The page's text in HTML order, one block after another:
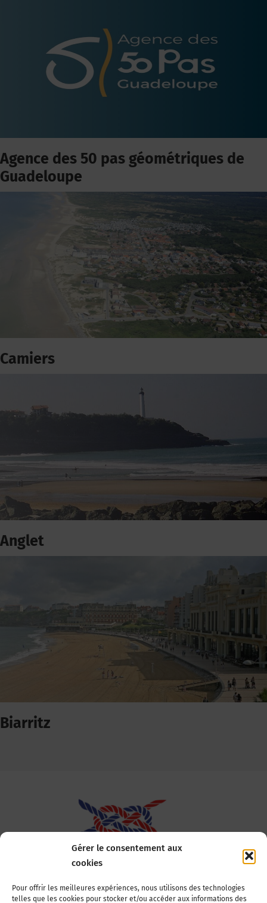
Gérer le consentement aux
cookies
Pour offrir les meilleures expériences, nous utilisons des technologies
telles que les cookies pour stocker et/ou accéder aux informations des
Agence des 50 pas géométriques de
Guadeloupe
Camiers
Anglet
Biarritz
Association Nationale des Elus des Littoraux